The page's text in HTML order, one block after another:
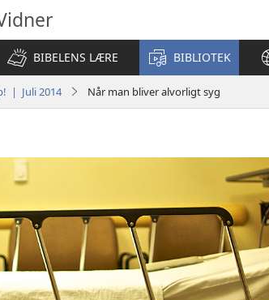
BIBELENS LÆRE BIBLIOTEK
| Juli 2014 Når man bliver alvorligt syg